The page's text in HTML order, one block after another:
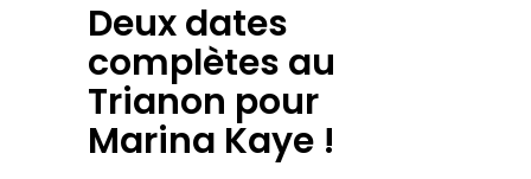
Deux dates
complètes au
Trianon pour
Marina Kaye !